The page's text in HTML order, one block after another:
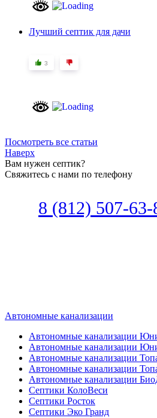
Лучший септик для дачи
3
Посмотреть все статьи
Наверх
Вам нужен септик?
Свяжитесь с нами по телефону
8 (812) 507-63-
Автономные канализации
Автономные канализации
Автономные канализации
Автономные канализации
Автономные канализации
Автономные канализации
Септики КолоВеси
Септики Росток
Септики Эко Гранд